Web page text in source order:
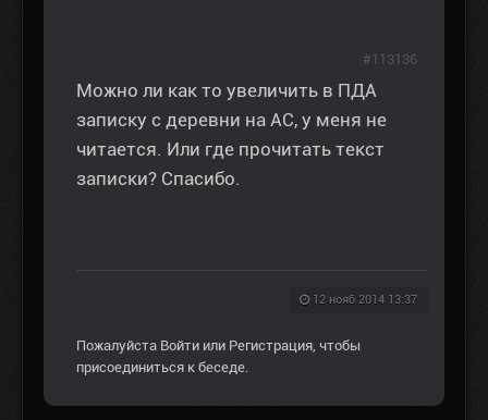
Можно ли как то увеличить в ПДА
записку с деревни на АС, у меня не
читается. Или где прочитать текст
записки? Спасибо.
12 нояб 2014 13:37
#113136
Пожалуйста Войти или Регистрация, чтобы
присоединиться к беседе.